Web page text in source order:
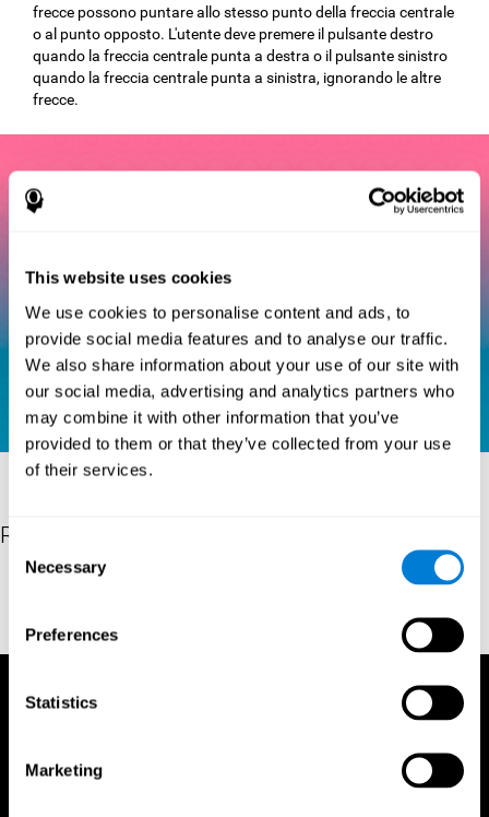
This website uses cookies
We use cookies to personalise content and ads, to
provide social media features and to analyse our traffic.
We also share information about your use of our site with
our social media, advertising and analytics partners who
may combine it with other information that you’ve
provided to them or that they’ve collected from your use
of their services.
Selection
Necessary
Preferences
Statistics
Marketing
frecce possono puntare allo stesso punto della freccia centrale
o al punto opposto. L'utente deve premere il pulsante destro
quando la freccia centrale punta a destra o il pulsante sinistro
quando la freccia centrale punta a sinistra, ignorando le altre
frecce.
Riferimenti
Eriksen, B. A.; Eriksen, C. W. (1974). "Effects of noise letters upon
and Psychophysics. 16: 143–149. doi:10.3758/bf03203267.